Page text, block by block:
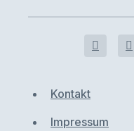
Kontakt
Impressum